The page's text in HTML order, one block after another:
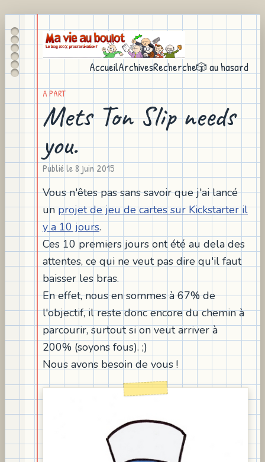
AccueilArchivesRecherche🎲 au hasard
A PART
Mets Ton Slip needs
you.
Publié le 8 juin 2015
Vous n'êtes pas sans savoir que j'ai lancé
unprojet de jeu de cartes sur Kickstarter il
y a 10 jours.
Ces 10 premiers jours ont été au dela des
attentes, ce qui ne veut pas dire qu'il faut
baisser les bras.
En effet, nous en sommes à 67% de
l'objectif, il reste donc encore du chemin à
parcourir, surtout si on veut arriver à
200% (soyons fous). ;)
Nous avons besoin de vous !